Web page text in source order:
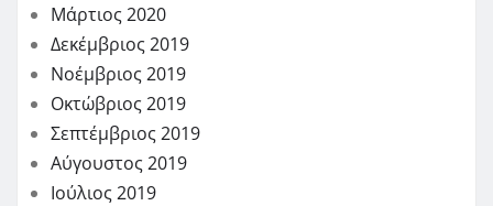
Μάρτιος 2020
Δεκέμβριος 2019
Νοέμβριος 2019
Οκτώβριος 2019
Σεπτέμβριος 2019
Αύγουστος 2019
Ιούλιος 2019